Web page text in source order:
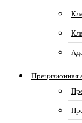
Прецизионная